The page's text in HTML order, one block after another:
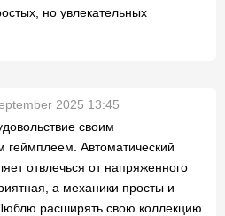
но увлекательных
2025 13:45
своим
Автоматический
отвлечься от напряженного
а механики просты и
расширять свою коллекцию